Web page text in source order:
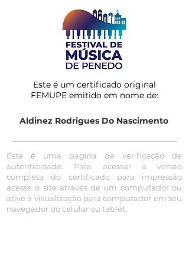
Este é um certificado original
FEMUPE emitido em nome de:
Aldinez Rodrigues Do Nascimento
Esta é uma página de verificação de
autenticidade. Para acessar a versão
completa do certificado para impressão
acesse o site através de um computador ou
ative a visualização para computador em seu
navegador do celular ou tablet.